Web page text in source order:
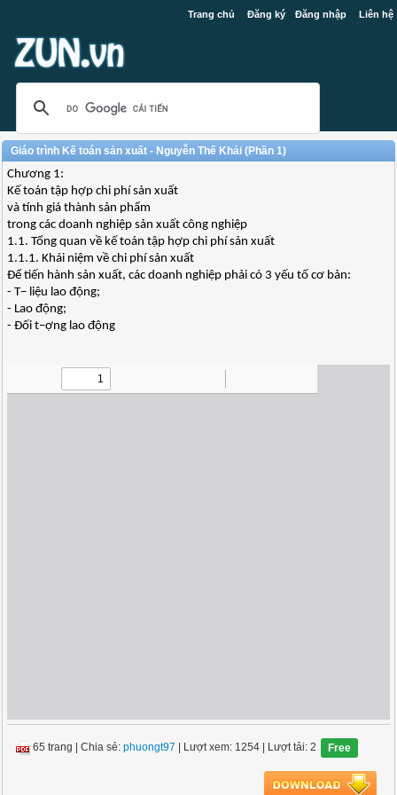
Trang chủ Đăng ký Đăng nhập Liên hệ
Giáo trình Kế toán sản xuất - Nguyễn Thế Khải (Phần 1)
Chương 1:
Kế toán tập hợp chi phí sản xuất
và tính giá thành sản phẩm
trong các doanh nghiệp sản xuất công nghiệp
1.1. Tổng quan về kế toán tập hợp chi phí sản xuất
1.1.1. Khái niệm về chi phí sản xuất
Để tiến hành sản xuất, các doanh nghiệp phải có 3 yếu tố cơ bản:
- T− liệu lao động;
- Lao động;
- Đối t−ợng lao động
65 trang |Chia sẻ:phuongt97 | Lượt xem: 1254 | Lượt tải: 2 Free